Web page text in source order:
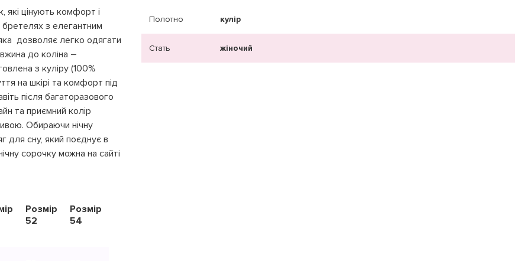
які цінують комфорт і
бретелях з елегантним
дозволяє легко одягати
до коліна –
з куліру (100%
на шкірі та комфорт під
після багаторазового
та приємний колір
Обираючи нічну
для сну, який поєднує в
сорочку можна на сайті
Розмір
52
Розмір
54
Полотно кулір
Стать жіночий